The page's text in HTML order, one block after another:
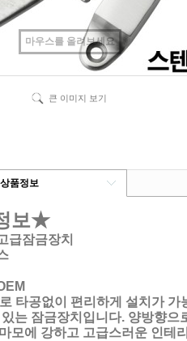
마우스를 올려보세요
큰 이미지 보기
상품정보
보★
급잠금장치
타공없이 편리하게 설치가 가
잠금장치입니다. 양방향으
에 강하고 고급스러운 인테리